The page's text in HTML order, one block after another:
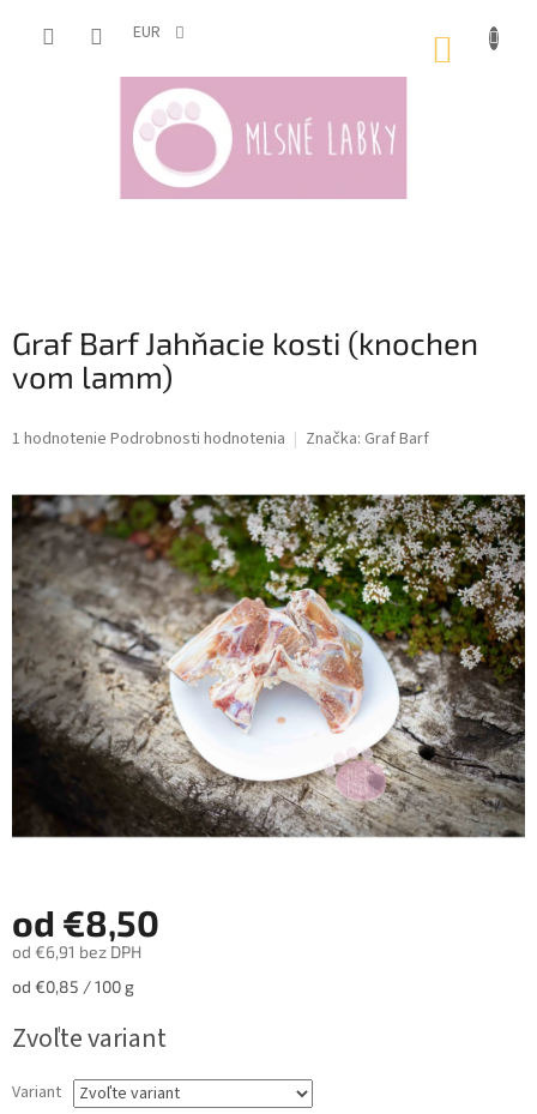
EUR
Graf Barf Jahňacie kosti (knochen
vom lamm)
Priemerné
je
5,0
z
5
hviezdičiek.
1 hodnotenie Podrobnosti hodnotenia Značka: Graf Barf
od €8,50
od €6,91 bez DPH
Jednotková
od €0,85 / 100 g
Zvoľte variant
Variant